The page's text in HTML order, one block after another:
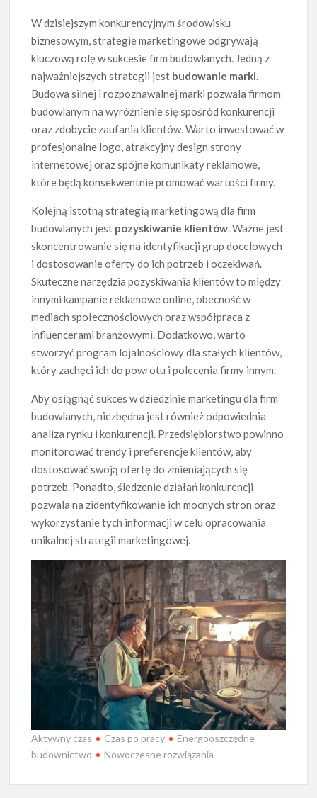
W dzisiejszym konkurencyjnym środowisku
biznesowym, strategie marketingowe odgrywają
kluczową rolę w sukcesie firm budowlanych. Jedną z
najważniejszych strategii jest budowanie marki.
Budowa silnej i rozpoznawalnej marki pozwala firmom
budowlanym na wyróżnienie się spośród konkurencji
oraz zdobycie zaufania klientów. Warto inwestować w
profesjonalne logo, atrakcyjny design strony
internetowej oraz spójne komunikaty reklamowe,
które będą konsekwentnie promować wartości firmy.
Kolejną istotną strategią marketingową dla firm
budowlanych jest pozyskiwanie klientów. Ważne jest
skoncentrowanie się na identyfikacji grup docelowych
i dostosowanie oferty do ich potrzeb i oczekiwań.
Skuteczne narzędzia pozyskiwania klientów to między
innymi kampanie reklamowe online, obecność w
mediach społecznościowych oraz współpraca z
influencerami branżowymi. Dodatkowo, warto
stworzyć program lojalnościowy dla stałych klientów,
który zachęci ich do powrotu i polecenia firmy innym.
Aby osiągnąć sukces w dziedzinie marketingu dla firm
budowlanych, niezbędna jest również odpowiednia
analiza rynku i konkurencji. Przedsiębiorstwo powinno
monitorować trendy i preferencje klientów, aby
dostosować swoją ofertę do zmieniających się
potrzeb. Ponadto, śledzenie działań konkurencji
pozwala na zidentyfikowanie ich mocnych stron oraz
wykorzystanie tych informacji w celu opracowania
unikalnej strategii marketingowej.
Aktywny czas Czas po pracy
Energooszczędne
budownictwo
Nowoczesne rozwiązania